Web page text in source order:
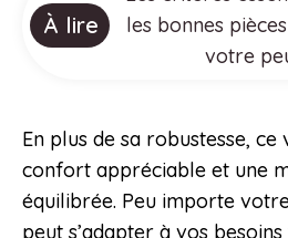
À lire
les bonnes
votre
En plus de sa robustesse,
confort appréciable et une
équilibrée. Peu importe
peut s’adapter à vos